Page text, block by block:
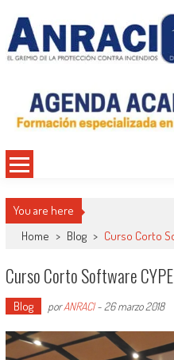
contenido
Protección
Condiciones de Protección
You are here
Home > Blog > Curso Corto
Curso Corto Software CYPE
Blog porANRACI- 26 marzo 2018